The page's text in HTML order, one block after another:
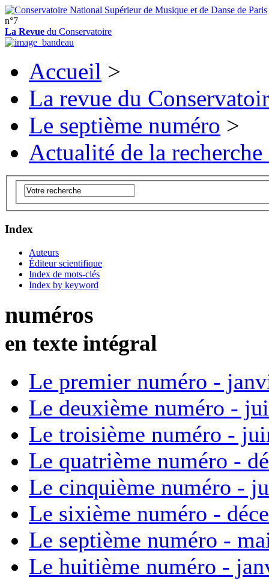
n°7
La Revue du Conservatoire
Accueil >
La revue du
Le septième numéro >
Actualité de la
Index
Auteurs
Éditeur scientifique
Index de mots-clés
Index by keyword
numéros
en texte intégral
Le premier numéro -
Le deuxième numéro -
Le troisième numéro -
Le quatrième numéro -
Le cinquième numéro -
Le sixième numéro -
Le septième numéro -
Le huitième numéro -